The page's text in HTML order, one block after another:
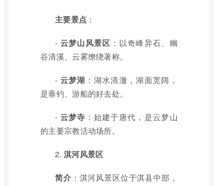
主要景点 ：
- 云梦山风景区 ：以奇峰异石、幽
谷清溪、云雾缭绕著称。
- 云梦湖 ：湖水清澈，湖面宽阔，
是垂钓、游船的好去处。
- 云梦寺 ：始建于唐代，是云梦山
的主要宗教活动场所。
2. 淇河风景区
简介 ：淇河风景区位于淇县中部，